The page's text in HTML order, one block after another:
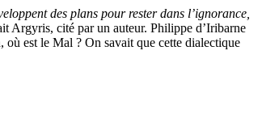
des plans pour rester dans l’ignorance,
Argyris, cité par un auteur. Philippe d’Iribarne
où est le Mal ? On savait que cette dialectique